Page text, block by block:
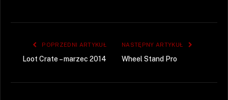
POPRZEDNI ARTYKUŁ
Loot Crate – marzec 2014
NASTĘPNY ARTYKUŁ
Wheel Stand Pro